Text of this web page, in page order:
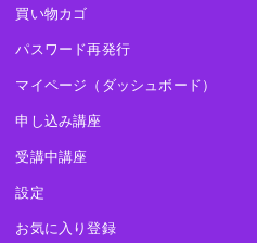
買い物カゴ
パスワード再発行
マイページ（ダッシュボード）
申し込み講座
受講中講座
設定
お気に入り登録